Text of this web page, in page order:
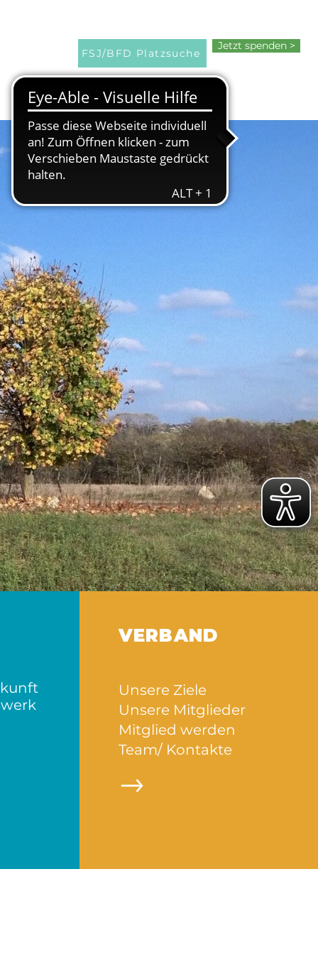
FSJ/BFD Platzsuche
Jetzt spenden >
VERBAND
Unsere Ziele
Unsere Mitglieder
Mitglied werden
Team/ Kontakte